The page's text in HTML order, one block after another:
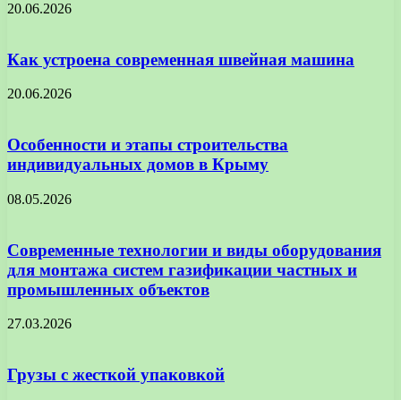
20.06.2026
Как устроена современная швейная машина
20.06.2026
Особенности и этапы строительства
индивидуальных домов в Крыму
08.05.2026
Современные технологии и виды оборудования
для монтажа систем газификации частных и
промышленных объектов
27.03.2026
Грузы с жесткой упаковкой